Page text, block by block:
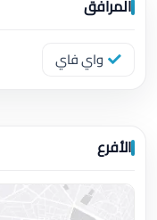
المرافق
واي فاي
الأفرع